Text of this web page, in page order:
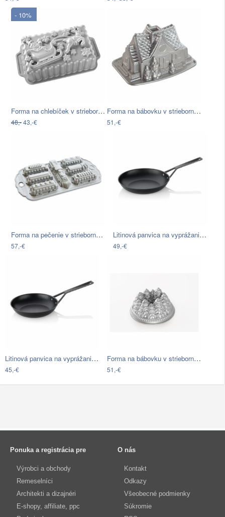
- 10%
Forma na chlebíček v striebornej farbe…
48,-43,-€
Forma na bábovku v striebornej farbe…
51,-€
Forma na pečenie v striebornej farbe…
57,-€
Litinová panvica na vyprážanie Kela…
49,-€
Litinová panvica na vyprážanie Kela…
45,-€
Forma na bábovku v striebornej farbe…
51,-€
Ponuka a registrácia pre
Výrobci a obchody
Remeselníci
Architekti a dizajnéri
E-shopy, affiliate, ppc
O nás
Kontakt
Odkazy
Všeobecné podmienky
Súkromie